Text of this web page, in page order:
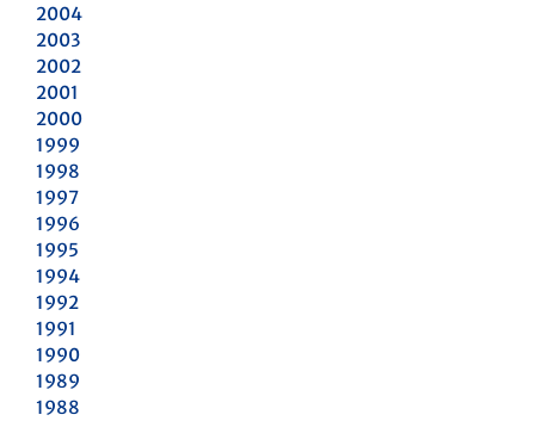
2004
2003
2002
2001
2000
1999
1998
1997
1996
1995
1994
1992
1991
1990
1989
1988